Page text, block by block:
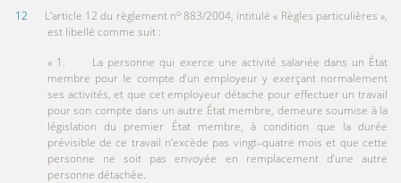
12 L’article 12 du règlement no883/2004, intitulé « Règles particulières »,
est libellé comme suit :
« 1. La personne qui exerce une activité salariée dans un État
membre pour le compte d’un employeur y exerçant normalement
ses activités, et que cet employeur détache pour effectuer un travail
pour son compte dans un autre État membre, demeure soumise à la
législation du premier État membre, à condition que la durée
prévisible de ce travail n’excède pas vingt–quatre mois et que cette
personne ne soit pas envoyée en remplacement d’une autre
personne détachée.